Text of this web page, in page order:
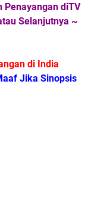
Penayangan diTV
Selanjutnya ~
di India
Jika Sinopsis